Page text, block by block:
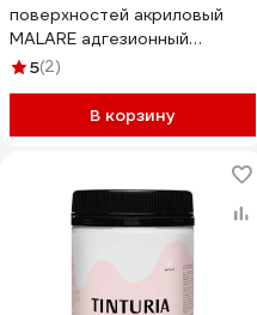
поверхностей акриловый
MALARE адгезионный
выравнивающий, без запаха
4610362814816
ГСТКЛБЕЛ0100
5(2)
В корзину